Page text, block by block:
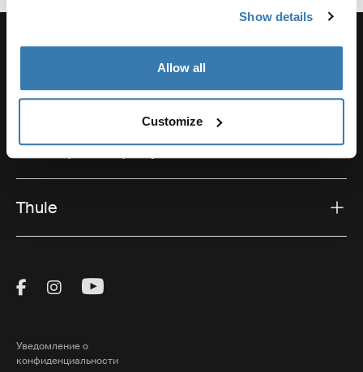
Show details
Allow all
Customize
Поддержка
Поддержка продукта
Thule
Visit Thule on Facebook (external link)
Visit Thule on Instagram (external link)
Visit Thule on Youtube (external
Уведомление о
конфиденциальности